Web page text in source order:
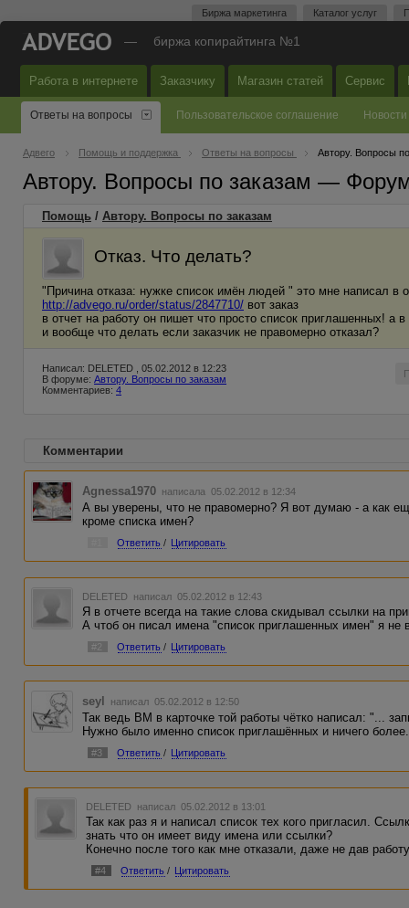
Биржа маркетинга Каталог услуг
— биржа копирайтинга №1
Работа в интернете Заказчику Магазин статей Сервис
Ответы на вопросы Пользовательское соглашение Новости
Адвего Помощь и поддержка Ответы на вопросы Автору. Вопросы
Автору. Вопросы по заказам —
Помощь / Автору. Вопросы по заказам
Отказ. Что делать?
"Причина отказа: нужке список имён людей " это мне написал в
http://advego.ru/order/status/2847710/ вот заказ
в отчет на работу он пишет что просто список приглашенных! а
и вообще что делать если заказчик не правомерно отказал?
Написал: DELETED , 05.02.2012 в 12:23
В форуме: Автору. Вопросы по заказам
Комментариев: 4
Комментарии
Agnessa1970 написала 05.02.2012 в 12:34
А вы уверены, что не правомерно? Я вот думаю - а как
кроме списка имен?
Ответить / Цитировать
DELETED написал 05.02.2012 в 12:43
Я в отчете всегда на такие слова скидывал ссылки на
А чтоб он писал имена "список приглашенных имен" я не
#2 Ответить / Цитировать
seyl написал 05.02.2012 в 12:50
Так ведь ВМ в карточке той работы чётко написал: "...
Нужно было именно список приглашённых и ничего более.
#3 Ответить / Цитировать
DELETED написал 05.02.2012 в 13:01
Так как раз я и написал список тех кого пригласил.
знать что он имеет виду имена или ссылки?
Конечно после того как мне отказали, даже не дав
#4 Ответить / Цитировать